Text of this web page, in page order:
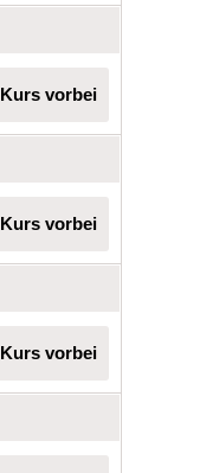
Kurs vorbei
Kurs vorbei
Kurs vorbei